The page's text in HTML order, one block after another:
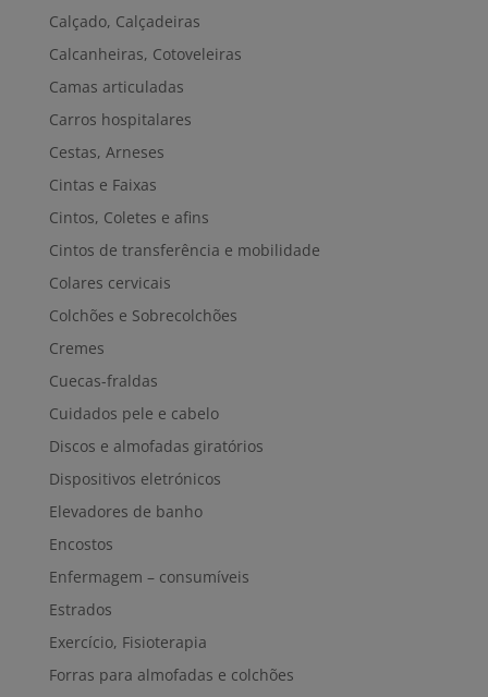
Calçado, Calçadeiras
Calcanheiras, Cotoveleiras
Camas articuladas
Carros hospitalares
Cestas, Arneses
Cintas e Faixas
Cintos, Coletes e afins
Cintos de transferência e mobilidade
Colares cervicais
Colchões e Sobrecolchões
Cremes
Cuecas-fraldas
Cuidados pele e cabelo
Discos e almofadas giratórios
Dispositivos eletrónicos
Elevadores de banho
Encostos
Enfermagem – consumíveis
Estrados
Exercício, Fisioterapia
Forras para almofadas e colchões